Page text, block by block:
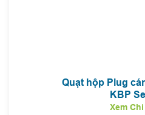
Quạt hộp Plug
KBP
Xem